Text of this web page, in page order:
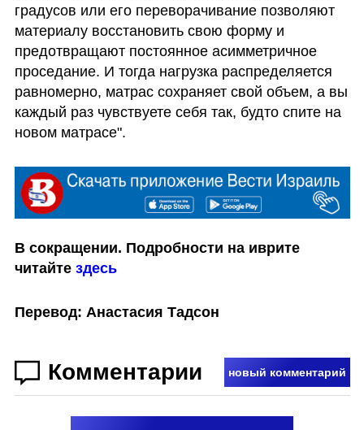
градусов или его переворачивание позволяют
материалу восстановить свою форму и
предотвращают постоянное асимметричное
проседание. И тогда нагрузка распределяется
равномерно, матрас сохраняет свой объем, а вы
каждый раз чувствуете себя так, будто спите на
новом матрасе".
В сокращении. Подробности на иврите
читайте здесь
Перевод: Анастасия Тадсон
Комментарии новый комментарий